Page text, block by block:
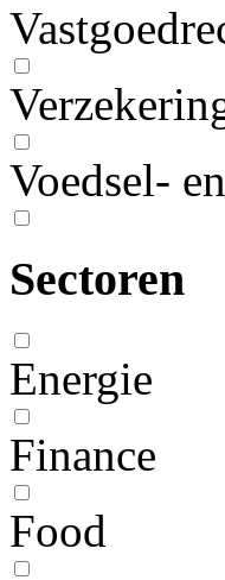
Voedsel-
Sectoren
Energie
Finance
Food